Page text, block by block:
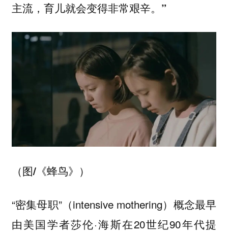
主流，育儿就会变得非常艰辛。”
（图/《蜂鸟》）
“密集母职”（intensive mothering）概念最早
由美国学者莎伦·海斯在20世纪90年代提